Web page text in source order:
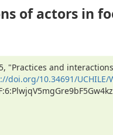
of actors in
"Practices and
doi.org/10.34691/UCHILE/